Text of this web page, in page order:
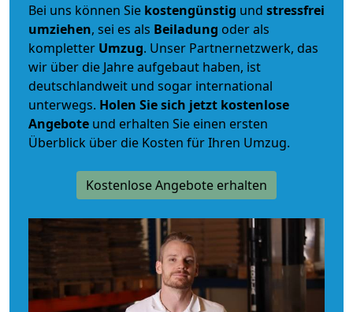
Bei uns können Sie kostengünstig und stressfrei
umziehen, sei es als Beiladung oder als
kompletter Umzug. Unser Partnernetzwerk, das
wir über die Jahre aufgebaut haben, ist
deutschlandweit und sogar international
unterwegs. Holen Sie sich jetzt kostenlose
Angebote und erhalten Sie einen ersten
Überblick über die Kosten für Ihren Umzug.
Kostenlose Angebote erhalten